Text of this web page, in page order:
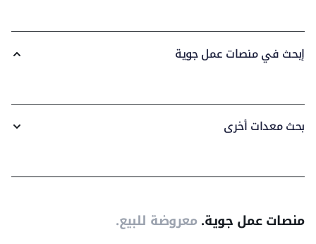
إبحث في منصات عمل جوية
بحث معدات أخرى
منصات عمل جوية.معروضة للبيع.